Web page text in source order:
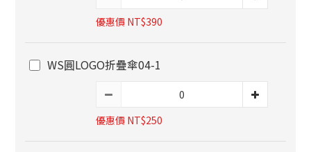
優惠價 NT$390
WS圓LOGO折疊傘04-1
優惠價 NT$250